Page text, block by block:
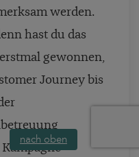
werden.
hast du das
gewonnen,
Journey bis
Kampagne
nach oben